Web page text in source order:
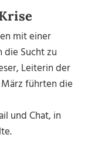
mit einer
die Sucht zu
Leiterin der
führten die
und Chat, in